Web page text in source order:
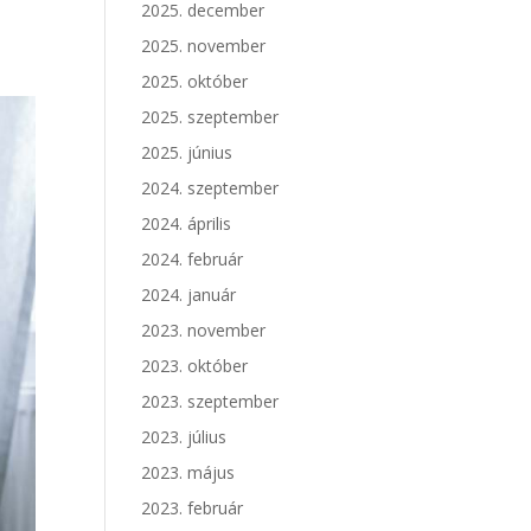
2025. december
2025. november
2025. október
2025. szeptember
2025. június
2024. szeptember
2024. április
2024. február
2024. január
2023. november
2023. október
2023. szeptember
2023. július
2023. május
2023. február